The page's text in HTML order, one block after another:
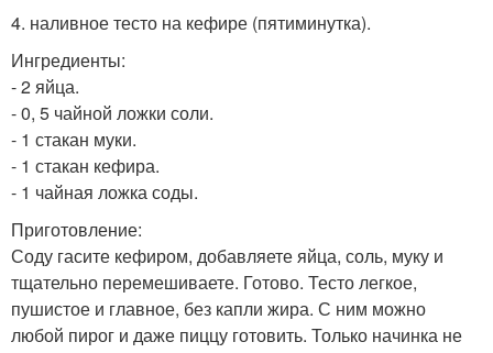
4. наливное тесто на кефире (пятиминутка).
Ингредиенты:
- 2 яйца.
- 0, 5 чайной ложки соли.
- 1 стакан муки.
- 1 стакан кефира.
- 1 чайная ложка соды.
Приготовление:
Соду гасите кефиром, добавляете яйца, соль, муку и
тщательно перемешиваете. Готово. Тесто легкое,
пушистое и главное, без капли жира. С ним можно
любой пирог и даже пиццу готовить. Только начинка не